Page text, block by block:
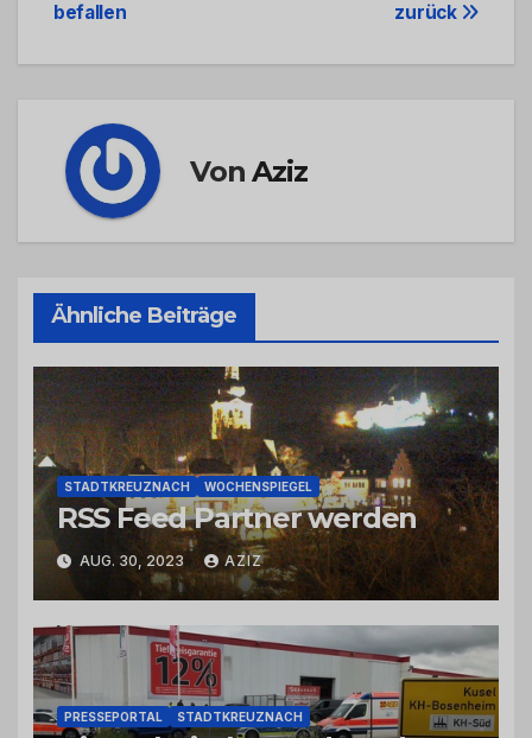
zurück
befallen
VonAziz
Ähnliche Beiträge
STADTKREUZNACH WOCHENSPIEGEL
RSS Feed Partner werden
AUG. 30, 2023 AZIZ
PRESSEPORTAL STADTKREUZNACH